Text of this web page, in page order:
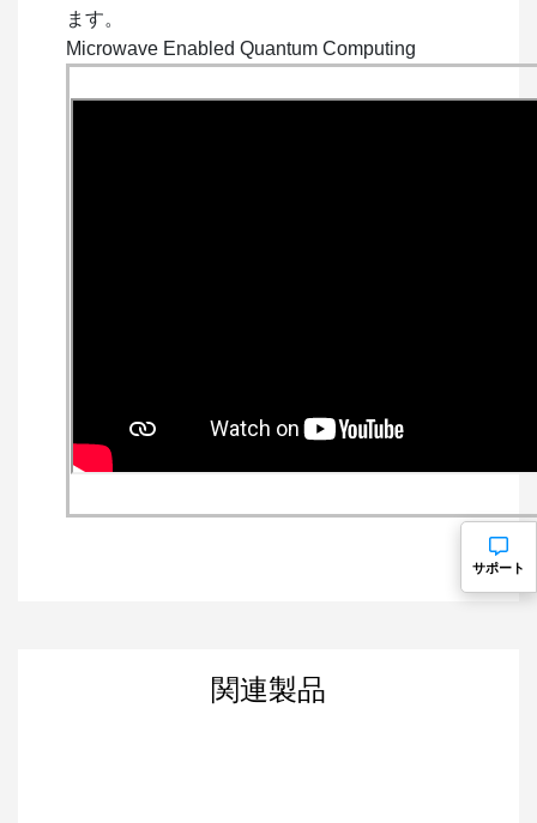
ます。
Microwave Enabled Quantum Computing
関連製品
サポート